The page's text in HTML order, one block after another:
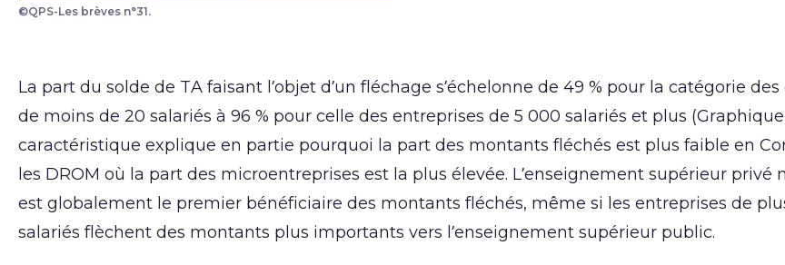
©QPS-Les brèves n°31.
La part du solde de TA faisant l’objet d’un fléchage s’échelonne de 49 % pour la catégorie
de moins de 20 salariés à 96 % pour celle des entreprises de 5 000 salariés et plus (Graphique
caractéristique explique en partie pourquoi la part des montants fléchés est plus faible en
les DROM où la part des microentreprises est la plus élevée. L’enseignement supérieur privé
est globalement le premier bénéficiaire des montants fléchés, même si les entreprises de
salariés flèchent des montants plus importants vers l’enseignement supérieur public.